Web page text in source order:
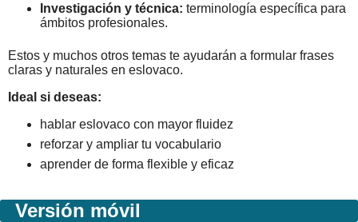
Investigación y técnica: terminología específica para
ámbitos profesionales.
Estos y muchos otros temas te ayudarán a formular frases
claras y naturales en eslovaco.
Ideal si deseas:
hablar eslovaco con mayor fluidez
reforzar y ampliar tu vocabulario
aprender de forma flexible y eficaz
Versión móvil